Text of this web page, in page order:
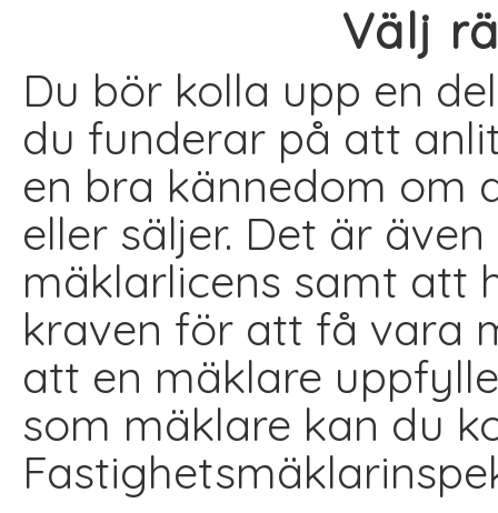
Välj
Du bör kolla upp en
du funderar på att
en bra kännedom om
eller säljer. Det är
mäklarlicens samt att
kraven för att få vara
att en mäklare
som mäklare kan du